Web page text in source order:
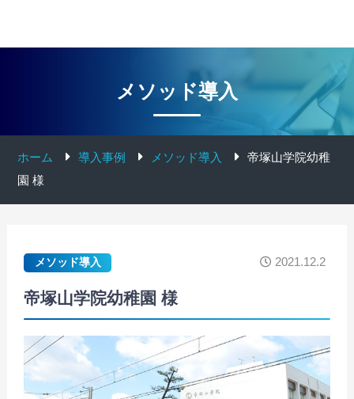
メソッド導入
ホーム 導入事例 メソッド導入
帝塚山学院幼稚
園 様
メソッド導入 2021.12.2
帝塚山学院幼稚園 様